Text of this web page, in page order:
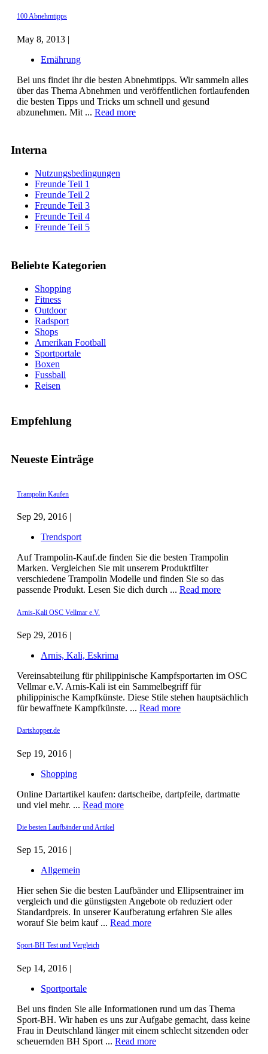
Beliebte Kategorien
Shopping
Fitness
Outdoor
Radsport
Shops
Amerikan Football
Sportportale
Boxen
Fussball
Reisen
Empfehlung
Neueste Einträge
Trampolin Kaufen
Sep 29, 2016 |
Trendsport
Auf Trampolin-Kauf.de finden Sie die besten Trampolin
Marken. Vergleichen Sie mit unserem Produktfilter
verschiedene Trampolin Modelle und finden Sie so das
passende Produkt. Lesen Sie dich durch ... Read more
Arnis-Kali OSC Vellmar e.V.
Sep 29, 2016 |
Arnis, Kali, Eskrima
Vereinsabteilung für philippinische Kampfsportarten im OSC
Vellmar e.V. Arnis-Kali ist ein Sammelbegriff für
philippinische Kampfkünste. Diese Stile stehen hauptsächlich
für bewaffnete Kampfkünste. ... Read more
Dartshopper.de
Sep 19, 2016 |
Shopping
Online Dartartikel kaufen: dartscheibe, dartpfeile, dartmatte
und viel mehr. ... Read more
Die besten Laufbänder und Artikel
Sep 15, 2016 |
Allgemein
Hier sehen Sie die besten Laufbänder und Ellipsentrainer im
vergleich und die günstigsten Angebote ob reduziert oder
Standardpreis. In unserer Kaufberatung erfahren Sie alles
worauf Sie beim kauf ... Read more
Sport-BH Test und Vergleich
Sep 14, 2016 |
Sportportale
Bei uns finden Sie alle Informationen rund um das Thema
Sport-BH. Wir haben es uns zur Aufgabe gemacht, dass keine
Frau in Deutschland länger mit einem schlecht sitzenden oder
scheuernden BH Sport ... Read more
100 Abnehmtipps
May 8, 2013 |
Ernährung
Bei uns findet ihr die besten Abnehmtipps. Wir sammeln alles
über das Thema Abnehmen und veröffentlichen fortlaufenden
die besten Tipps und Tricks um schnell und gesund
abzunehmen. Mit ... Read more
Interna
Nutzungsbedingungen
Freunde Teil 1
Freunde Teil 2
Freunde Teil 3
Freunde Teil 4
Freunde Teil 5